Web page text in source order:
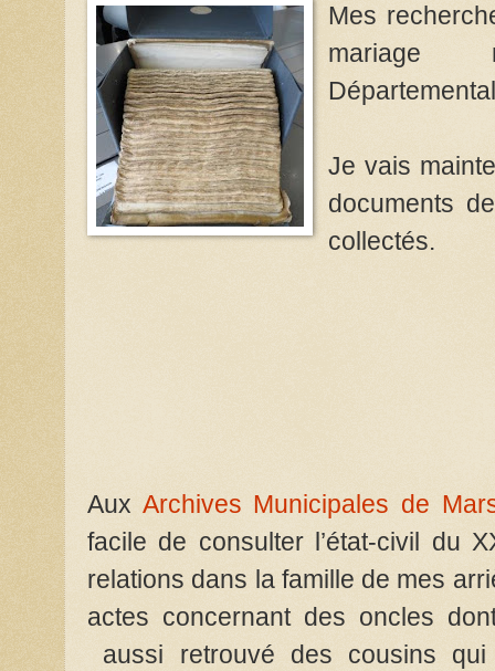
Mes
mariage
Je vais
documents
collectés.
Aux Archives Municipales de
facile de consulter l’état-civil du
relations dans la famille de mes
actes concernant des oncles
aussi retrouvé des cousins